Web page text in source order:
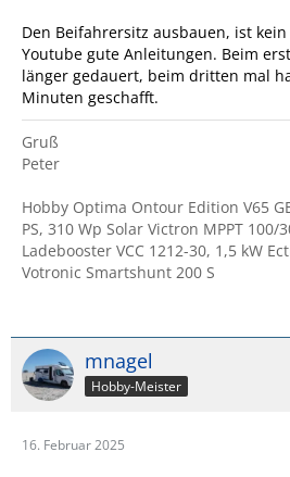
Den Beifahrersitz ausbauen, ist
Youtube gute Anleitungen. Beim
länger gedauert, beim dritten mal
Minuten geschafft.
Gruß
Peter
Hobby Optima Ontour Edition V65
PS, 310 Wp Solar Victron MPPT 100/
Ladebooster VCC 1212-30, 1,5 kW
Votronic Smartshunt 200 S
mnagel
Hobby-Meister
16. Februar 2025